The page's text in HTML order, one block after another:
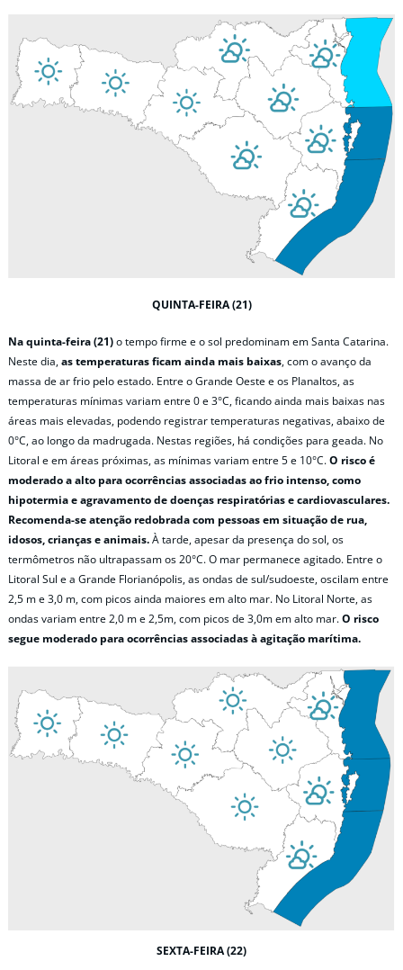
QUINTA-FEIRA (21)
Na quinta-feira (21)o tempo firme e o sol predominam em Santa Catarina.
Neste dia,as temperaturas ficam ainda mais baixas, com o avanço da
massa de ar frio pelo estado. Entre o Grande Oeste e os Planaltos, as
temperaturas mínimas variam entre 0 e 3°C, ficando ainda mais baixas nas
áreas mais elevadas, podendo registrar temperaturas negativas, abaixo de
0°C, ao longo da madrugada. Nestas regiões, há condições para geada. No
Litoral e em áreas próximas, as mínimas variam entre 5 e 10°C.O risco é
moderado a alto para ocorrências associadas ao frio intenso, como
hipotermia e agravamento de doenças respiratórias e cardiovasculares.
Recomenda-se atenção redobrada com pessoas em situação de rua,
idosos, crianças e animais.À tarde, apesar da presença do sol, os
termômetros não ultrapassam os 20°C. O mar permanece agitado. Entre o
Litoral Sul e a Grande Florianópolis, as ondas de sul/sudoeste, oscilam entre
2,5 m e 3,0 m, com picos ainda maiores em alto mar. No Litoral Norte, as
ondas variam entre 2,0 m e 2,5m, com picos de 3,0m em alto mar.O risco
segue moderado para ocorrências associadas à agitação marítima.
SEXTA-FEIRA (22)